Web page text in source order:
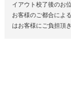
イアウト校了後のお
お客様のご都合によ
はお客様にご負担頂き